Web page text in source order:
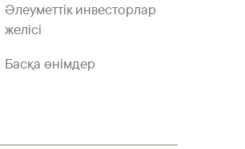
Әлеуметтік инвесторлар
желісі
Басқа өнімдер